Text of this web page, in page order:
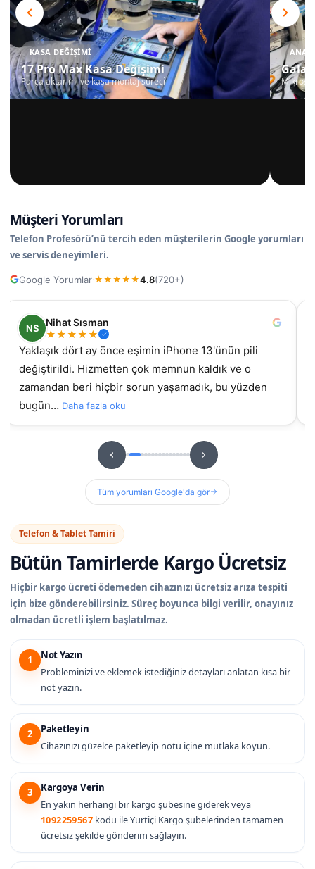
KASA DEĞIŞIMI
17 Pro Max Kasa Değişimi
Parça aktarımı ve kasa montaj süreci
Müşteri Yorumları
Telefon Profesörü’nü tercih eden müşterilerin Google yorumları
ve servis deneyimleri.
Google Yorumlar·★ ★ ★ ★ ★4.8(720+)
NS
Nihat Sısman
★★★★★
Yaklaşık dört ay önce eşimin iPhone 13'ünün pili
değiştirildi. Hizmetten çok memnun kaldık ve o
zamandan beri hiçbir sorun yaşamadık, bu yüzden
bugün… Daha fazla oku
Tüm yorumları Google'da gör
Telefon & Tablet Tamiri
Bütün Tamirlerde Kargo Ücretsiz
Hiçbir kargo ücreti ödemeden cihazınızı ücretsiz arıza tespiti
için bize gönderebilirsiniz. Süreç boyunca bilgi verilir, onayınız
olmadan ücretli işlem başlatılmaz.
1
Not Yazın
Probleminizi ve eklemek istediğiniz detayları anlatan kısa bir
not yazın.
2
Paketleyin
Cihazınızı güzelce paketleyip notu içine mutlaka koyun.
3
Kargoya Verin
En yakın herhangi bir kargo şubesine giderek veya
1092259567 kodu ile Yurtiçi Kargo şubelerinden tamamen
ücretsiz şekilde gönderim sağlayın.